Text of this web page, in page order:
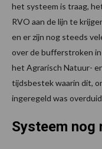
het systeem is traag,
RVO aan de lijn te
en er zijn nog steeds
over de bufferstroken
het Agrarisch Natuur-
tijdsbestek waarin dit,
ingeregeld was
Systeem